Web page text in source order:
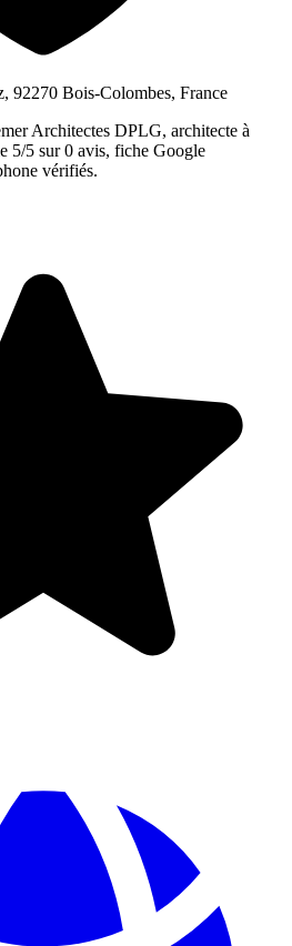
92270 Bois-Colombes, France
Architectes DPLG, architecte à
5/5 sur 0 avis, fiche Google
vérifiés.